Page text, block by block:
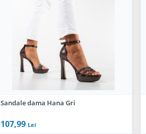
Sandale dama Hana Gri
107,99 Lei